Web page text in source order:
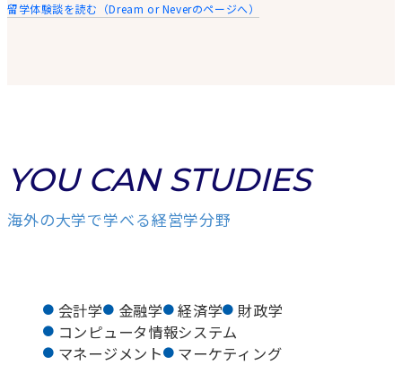
留学体験談を読む（Dream or Neverのページへ）
YOU CAN STUDIES
海外の大学で学べる経営学分野
会計学 金融学 経済学
財政学
コンピュータ情報システム
マネージメント
マーケティング